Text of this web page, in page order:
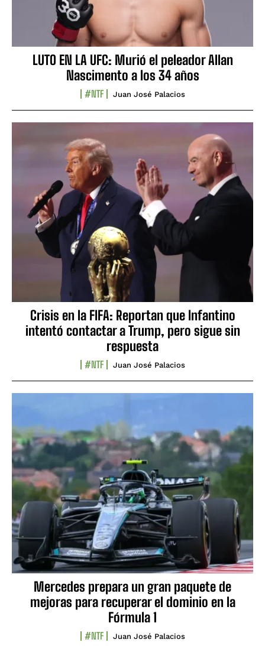
LUTO EN LA UFC: Murió el peleador Allan
Nascimento a los 34 años
#NTF Juan José Palacios
Crisis en la FIFA: Reportan que Infantino
intentó contactar a Trump, pero sigue sin
respuesta
#NTF Juan José Palacios
Mercedes prepara un gran paquete de
mejoras para recuperar el dominio en la
Fórmula 1
#NTF Juan José Palacios